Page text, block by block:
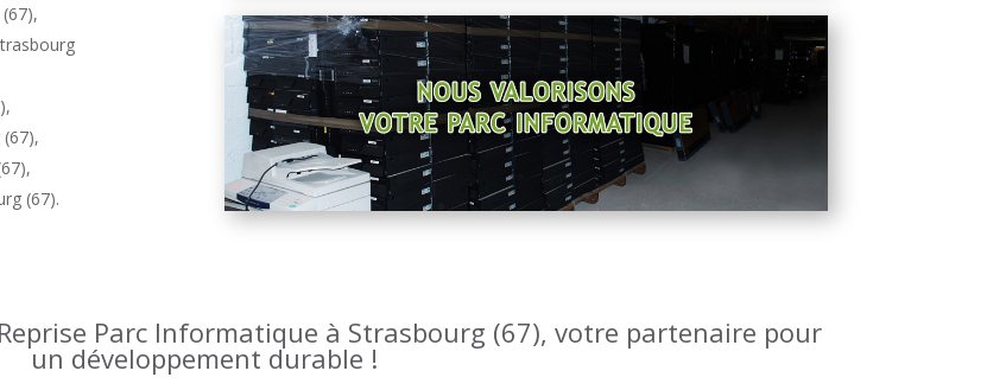
,
,
,
,
(67).
Parc Informatique à Strasbourg (67), votre partenaire pour
un développement durable !